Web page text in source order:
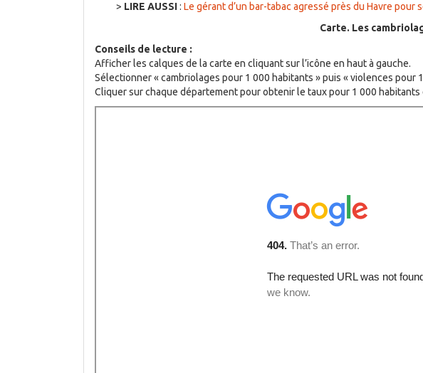
> LIRE AUSSI: Le gérant d’un bar-tabac agressé près du Havre
Carte. Les
Conseils de lecture :
Afficher les calques de la carte en cliquant sur l’icône en haut à gauche.
Sélectionner « cambriolages pour 1 000 habitants » puis « violences pour
Cliquer sur chaque département pour obtenir le taux pour 1 000